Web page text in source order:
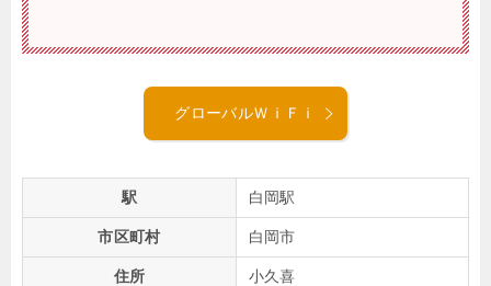
グローバルＷｉＦｉ
駅 白岡駅
市区町村 白岡市
住所 小久喜